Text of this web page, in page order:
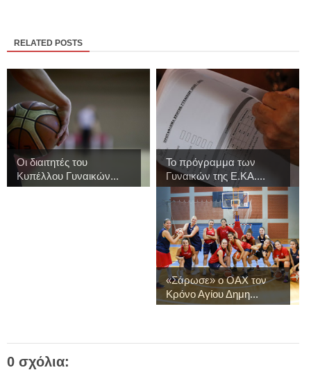
RELATED POSTS
Οι διαιτητές του
Κυπέλλου Γυναικών...
Το πρόγραμμα των
Γυναικών της Ε.ΚΑ....
«Σάρωσε» ο ΟΑΧ τον
Κρόνο Αγίου Δημη...
0 σχόλια: